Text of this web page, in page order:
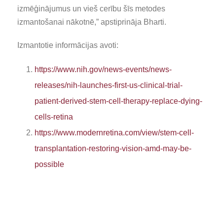
izmēģinājumus un vieš cerību šīs metodes
izmantošanai nākotnē,” apstiprināja Bharti.
Izmantotie informācijas avoti:
https://www.nih.gov/news-events/news-
releases/nih-launches-first-us-clinical-trial-
patient-derived-stem-cell-therapy-replace-dying-
cells-retina
https://www.modernretina.com/view/stem-cell-
transplantation-restoring-vision-amd-may-be-
possible